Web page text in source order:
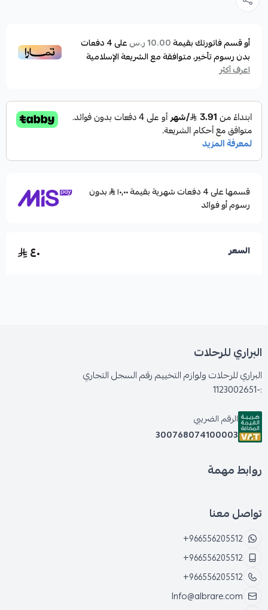
أو قسم فاتورتك بقيمة10.00 ر.س على4دفعات
بدون رسوم تأخير، متوافقة مع الشريعة الإسلامية
اعرف أكثر
قسمها على 4 دفعات شهرية بقيمة ١٠٫٠٠
بدون
رسوم أو فوائد
السعر ٤٠
البراري للرحلات
البراري للرحلات ولوازم التخييم رقم السجل التجاري
:-1123002651
الرقم الضريبي
300768074100003
روابط مهمة
تواصل معنا
+966556205512
+966556205512
+966556205512
Info@albrare.com